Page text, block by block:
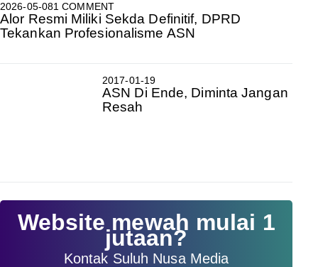
2026-05-081 COMMENT
Alor Resmi Miliki Sekda Definitif, DPRD
Tekankan Profesionalisme ASN
2017-01-19
ASN Di Ende, Diminta Jangan
Resah
Website mewah mulai 1
jutaan?
Kontak Suluh Nusa Media